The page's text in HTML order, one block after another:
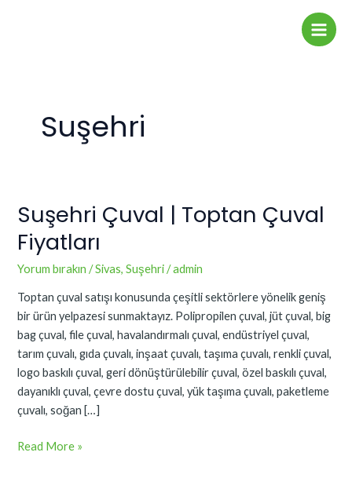
Main
Suşehri
Suşehri Çuval | Toptan Çuval
Fiyatları
Yorum bırakın /Sivas,Suşehri/admin
Toptan çuval satışı konusunda çeşitli sektörlere yönelik geniş
bir ürün yelpazesi sunmaktayız. Polipropilen çuval, jüt çuval, big
bag çuval, file çuval, havalandırmalı çuval, endüstriyel çuval,
tarım çuvalı, gıda çuvalı, inşaat çuvalı, taşıma çuvalı, renkli çuval,
logo baskılı çuval, geri dönüştürülebilir çuval, özel baskılı çuval,
dayanıklı çuval, çevre dostu çuval, yük taşıma çuvalı, paketleme
çuvalı, soğan […]
Suşehri
|
Toptan
Fiyatları
Read More »